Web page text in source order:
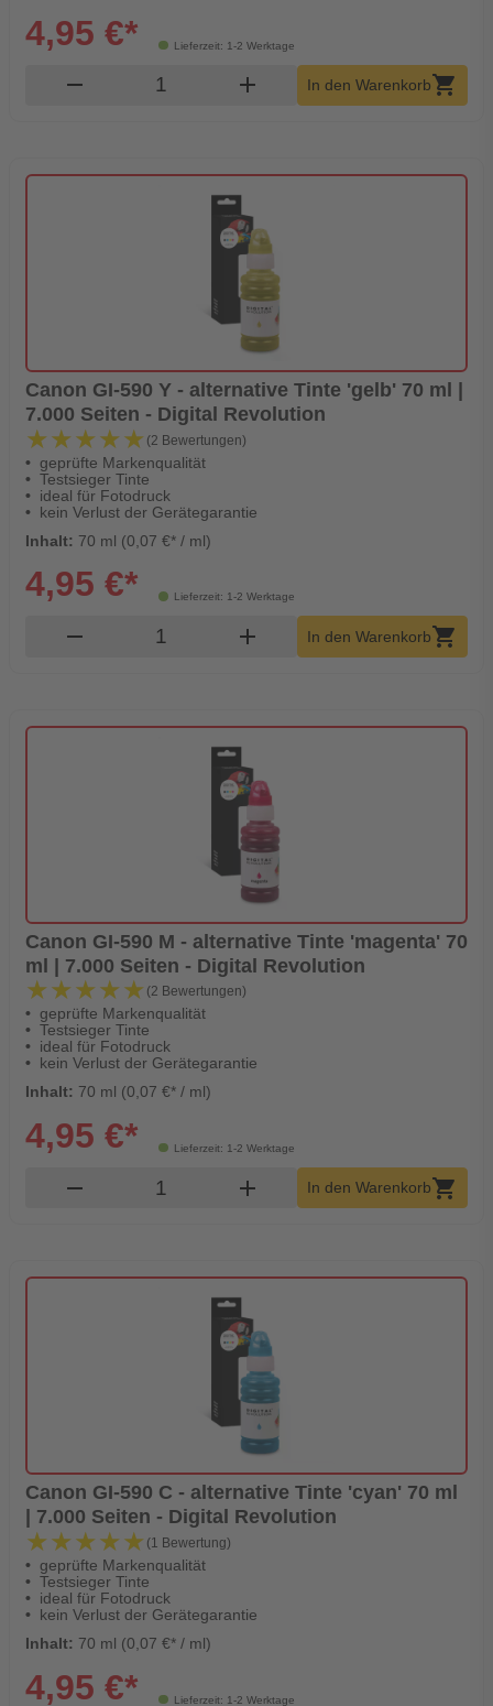
Lieferzeit: 1-2 Werktage
4,95 €*
remove Produkt Warenkorb Menge
add In den Warenkorb shopping_cart
Canon GI-590 Y - alternative Tinte 'gelb' 70 ml |
7.000 Seiten - Digital Revolution
★★★★★
★★★★★ (2 Bewertungen)
geprüfte Markenqualität
Testsieger Tinte
ideal für Fotodruck
kein Verlust der Gerätegarantie
Inhalt: 70 ml (0,07 €* / ml)
Lieferzeit: 1-2 Werktage
4,95 €*
remove Produkt Warenkorb Menge
add In den Warenkorbshopping_cart
Canon GI-590 M - alternative Tinte 'magenta' 70
ml | 7.000 Seiten - Digital Revolution
★★★★★
★★★★★ (2 Bewertungen)
geprüfte Markenqualität
Testsieger Tinte
ideal für Fotodruck
kein Verlust der Gerätegarantie
Inhalt: 70 ml (0,07 €* / ml)
Lieferzeit: 1-2 Werktage
4,95 €*
remove Produkt Warenkorb Menge
add In den Warenkorbshopping_cart
Canon GI-590 C - alternative Tinte 'cyan' 70 ml
| 7.000 Seiten - Digital Revolution
★★★★★
★★★★★ (1 Bewertung)
geprüfte Markenqualität
Testsieger Tinte
ideal für Fotodruck
kein Verlust der Gerätegarantie
Inhalt: 70 ml (0,07 €* / ml)
Lieferzeit: 1-2 Werktage
4,95 €*